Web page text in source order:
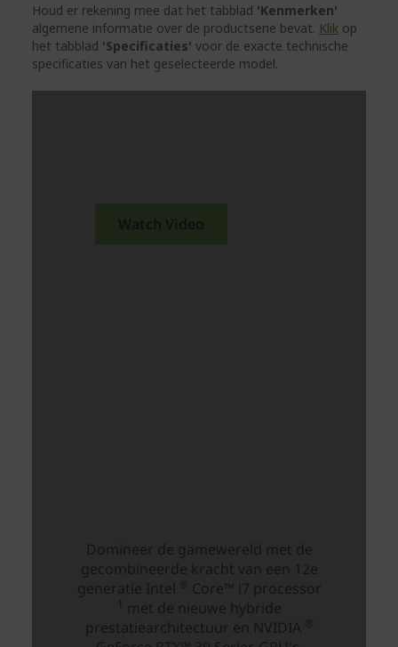
Houd er rekening mee dat het tabblad 'Kenmerken'
algemene informatie over de productserie bevat. Klik op
het tabblad 'Specificaties' voor de exacte technische
specificaties van het geselecteerde model.